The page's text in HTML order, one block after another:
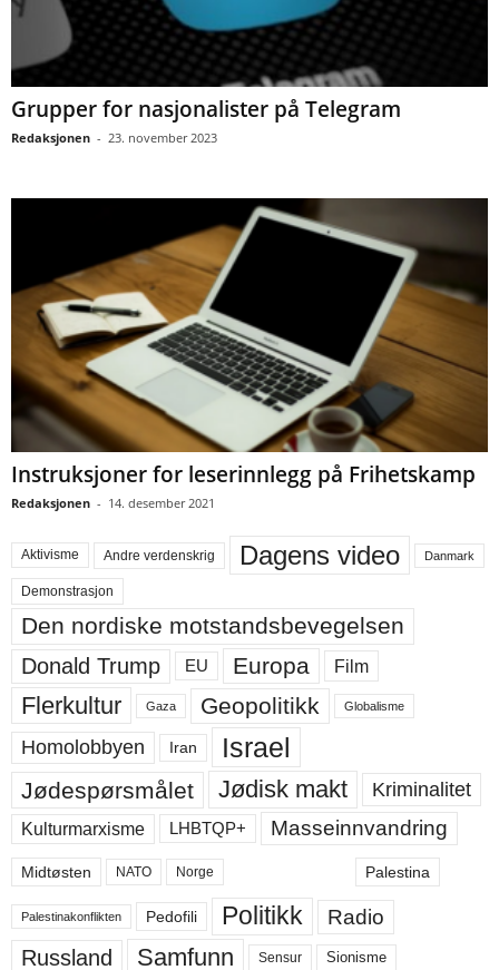
Grupper for nasjonalister på Telegram
Redaksjonen - 23. november 2023
Instruksjoner for leserinnlegg på Frihetskamp
Redaksjonen - 14. desember 2021
Aktivisme Andre verdenskrig Dagens video Danmark
Demonstrasjon
Den nordiske motstandsbevegelsen
Donald Trump EU Europa Film
Flerkultur Gaza Geopolitikk Globalisme
Homolobbyen Iran Israel
Jødespørsmålet Jødisk makt Kriminalitet
Kulturmarxisme LHBTQP+ Masseinnvandring
Midtøsten NATO Norge Palestina
Palestinakonflikten Pedofili Politikk Radio
Russland Samfunn Sensur Sionisme